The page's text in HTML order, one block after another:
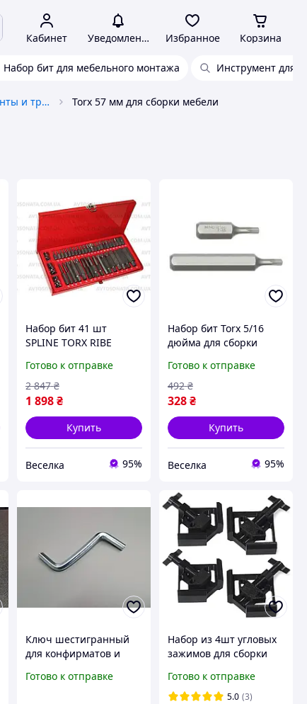
Кабинет Уведомления Избранное Корзина
Набор бит для мебельного монтажа Инструмент для
Электроизоляционные ленты и трубки Torx 57 мм для сборки мебели
Набор бит 41 шт
SPLINE TORX RIBE
инструмент для
ремонта и сборки
мебели и авто FLAME
Готово к отправке
1 898 ₴
2 847 ₴
Купить
Веселка 95%
Набор бит Torx 5/16
дюйма для сборки
высокой прочностью и
надежностью FLAME
Готово к отправке
328₴
492 ₴
Купить
Веселка 95%
Ключ шестигранный
для конфирматов и
универсальный
Готово к отправке
Набор из 4шт угловых
зажимов для сборки
угловые зажимы,
струбцины. Тип-1
Готово к отправке
5.0 (3)